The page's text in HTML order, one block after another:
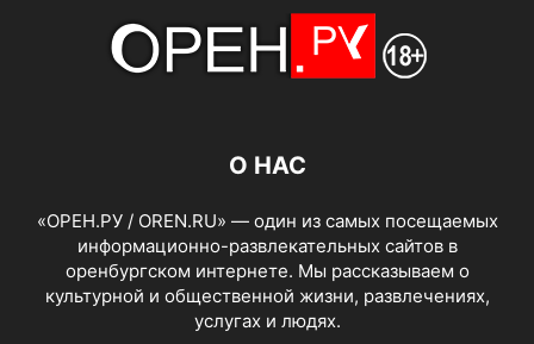
О НАС
«ОРЕН.РУ / OREN.RU» — один из самых посещаемых
информационно-развлекательных сайтов в
оренбургском интернете. Мы рассказываем о
культурной и общественной жизни, развлечениях,
услугах и людях.